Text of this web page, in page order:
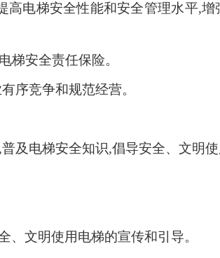
电梯安全性能和安全管理水平,增
安全责任保险。
序竞争和规范经营。
电梯安全知识,倡导安全、文明使
文明使用电梯的宣传和引导。